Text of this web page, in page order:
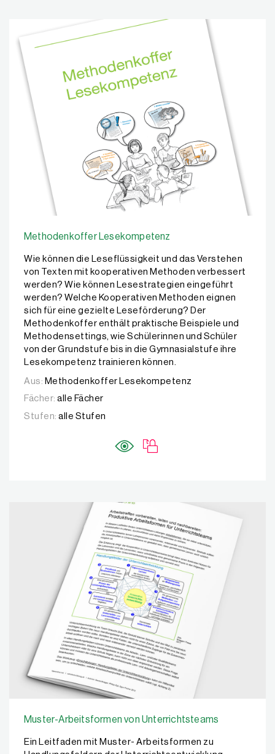
Methodenkoffer Lesekompetenz
Wie können die Leseflüssigkeit und das Verstehen
von Texten mit kooperativen Methoden verbessert
werden? Wie können Lesestrategien eingeführt
werden? Welche Kooperativen Methoden eignen
sich für eine gezielte Leseförderung? Der
Methodenkoffer enthält praktische Beispiele und
Methodensettings, wie Schülerinnen und Schüler
von der Grundstufe bis in die Gymnasialstufe ihre
Lesekompetenz trainieren können.
Aus: Methodenkoffer Lesekompetenz
Fächer: alle Fächer
Stufen: alle Stufen
Muster-Arbeitsformen von Unterrichtsteams
Ein Leitfaden mit Muster- Arbeitsformen zu